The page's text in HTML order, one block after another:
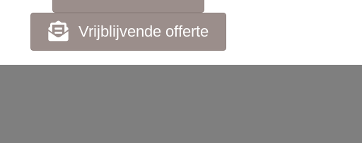
Vrijblijvende offerte